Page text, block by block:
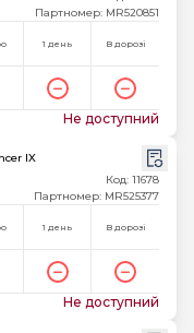
Партномер: MR520851
1 день В дорозі
Не доступний
IX
Код: 11678
Партномер: MR525377
1 день В дорозі
Не доступний